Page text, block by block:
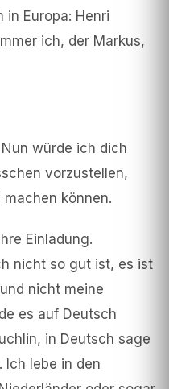
in Europa: Henri
ich, der Markus,
würde ich dich
vorzustellen,
können.
Einladung.
nicht so gut ist, es ist
nicht meine
es auf Deutsch
in Deutsch sage
Ich lebe in den